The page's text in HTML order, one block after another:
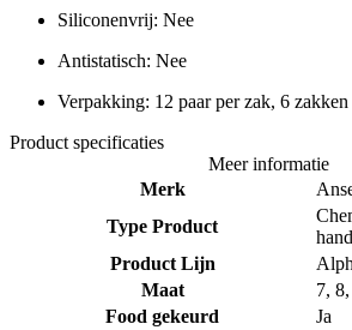
Siliconenvrij: Nee
Antistatisch: Nee
Verpakking: 12 paar per zak, 6
Product specificaties
Meer informatie
Merk
Type Product
Product Lijn
Maat
7,
Food gekeurd
Ja